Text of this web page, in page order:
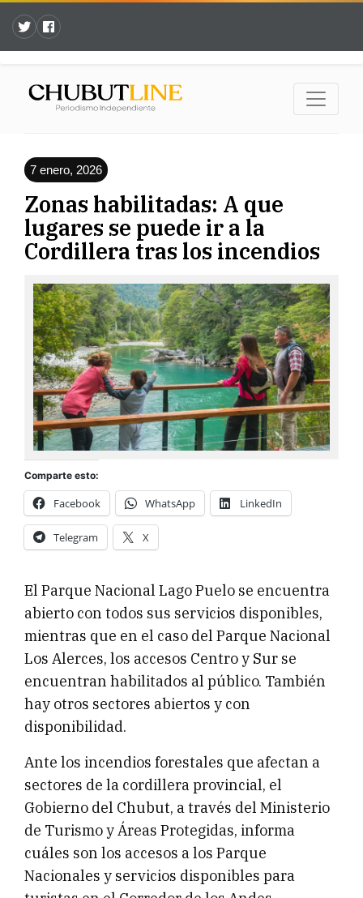
7 enero, 2026
Zonas habilitadas: A que
lugares se puede ir a la
Cordillera tras los incendios
Comparte esto:
Facebook WhatsApp LinkedIn
Telegram X
El Parque Nacional Lago Puelo se encuentra
abierto con todos sus servicios disponibles,
mientras que en el caso del Parque Nacional
Los Alerces, los accesos Centro y Sur se
encuentran habilitados al público. También
hay otros sectores abiertos y con
disponibilidad.
Ante los incendios forestales que afectan a
sectores de la cordillera provincial, el
Gobierno del Chubut, a través del Ministerio
de Turismo y Áreas Protegidas, informa
cuáles son los accesos a los Parque
Nacionales y servicios disponibles para